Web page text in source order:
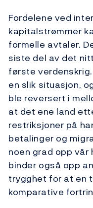
Fordelene ved
kapitalstrømmer
formelle avtaler.
siste del av det
første
en slik situasjon,
ble reversert i
at det ene land
restriksjoner på
betalinger og
noen grad opp vår
binder også opp
trygghet for at en
komparative